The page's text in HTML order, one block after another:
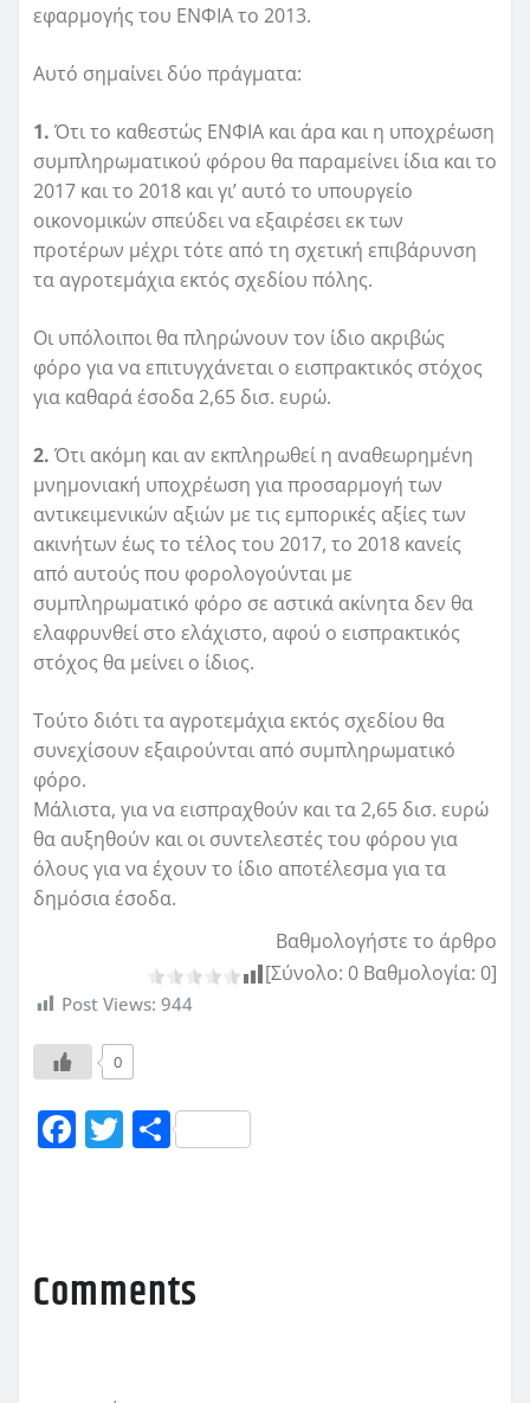
εφαρμογής του ΕΝΦΙΑ το 2013.
Αυτό σημαίνει δύο πράγματα:
1. Ότι το καθεστώς ΕΝΦΙΑ και άρα και η υποχρέωση
συμπληρωματικού φόρου θα παραμείνει ίδια και το
2017 και το 2018 και γι’ αυτό το υπουργείο
οικονομικών σπεύδει να εξαιρέσει εκ των
προτέρων μέχρι τότε από τη σχετική επιβάρυνση
τα αγροτεμάχια εκτός σχεδίου πόλης.
Οι υπόλοιποι θα πληρώνουν τον ίδιο ακριβώς
φόρο για να επιτυγχάνεται ο εισπρακτικός στόχος
για καθαρά έσοδα 2,65 δισ. ευρώ.
2. Ότι ακόμη και αν εκπληρωθεί η αναθεωρημένη
μνημονιακή υποχρέωση για προσαρμογή των
αντικειμενικών αξιών με τις εμπορικές αξίες των
ακινήτων έως το τέλος του 2017, το 2018 κανείς
από αυτούς που φορολογούνται με
συμπληρωματικό φόρο σε αστικά ακίνητα δεν θα
ελαφρυνθεί στο ελάχιστο, αφού ο εισπρακτικός
στόχος θα μείνει ο ίδιος.
Τούτο διότι τα αγροτεμάχια εκτός σχεδίου θα
συνεχίσουν εξαιρούνται από συμπληρωματικό
φόρο.
Μάλιστα, για να εισπραχθούν και τα 2,65 δισ. ευρώ
θα αυξηθούν και οι συντελεστές του φόρου για
όλους για να έχουν το ίδιο αποτέλεσμα για τα
δημόσια έσοδα.
Βαθμολογήστε το άρθρο
[Σύνολο: 0 Βαθμολογία: 0]
Post Views: 944
0
F
b
o
T
r
Μ
σ
τ
Comments